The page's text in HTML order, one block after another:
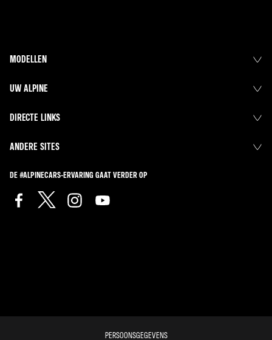
MODELLEN
UW ALPINE
DIRECTE LINKS
ANDERE SITES
DE #ALPINECARS-ERVARING GAAT VERDER OP
PERSOONSGEGEVENS